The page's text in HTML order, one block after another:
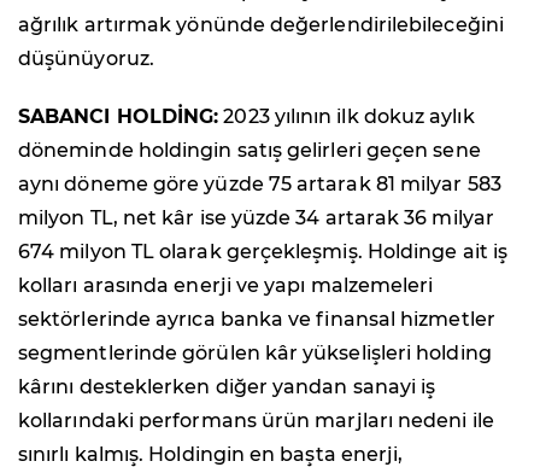
ağrılık artırmak yönünde değerlendirilebileceğini
düşünüyoruz.
SABANCI HOLDİNG: 2023 yılının ilk dokuz aylık
döneminde holdingin satış gelirleri geçen sene
aynı döneme göre yüzde 75 artarak 81 milyar 583
milyon TL, net kâr ise yüzde 34 artarak 36 milyar
674 milyon TL olarak gerçekleşmiş. Holdinge ait iş
kolları arasında enerji ve yapı malzemeleri
sektörlerinde ayrıca banka ve finansal hizmetler
segmentlerinde görülen kâr yükselişleri holding
kârını desteklerken diğer yandan sanayi iş
kollarındaki performans ürün marjları nedeni ile
sınırlı kalmış. Holdingin en başta enerji,